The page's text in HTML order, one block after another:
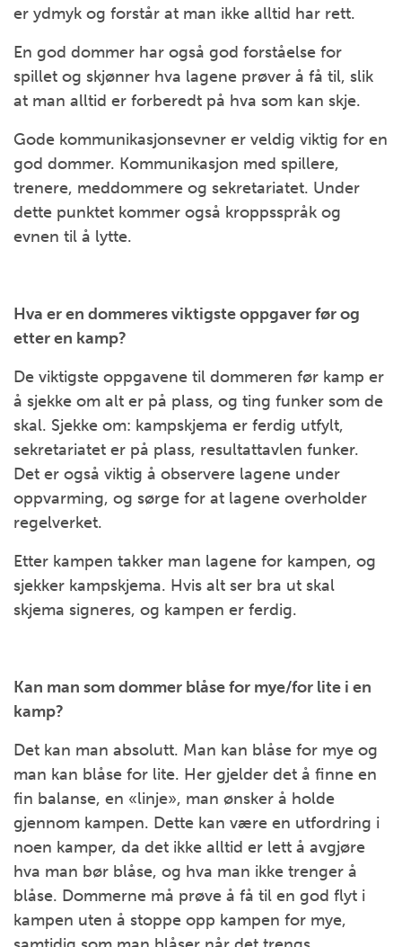
er ydmyk og forstår at man ikke alltid har rett.
En god dommer har også god forståelse for
spillet og skjønner hva lagene prøver å få til, slik
at man alltid er forberedt på hva som kan skje.
Gode kommunikasjonsevner er veldig viktig for en
god dommer. Kommunikasjon med spillere,
trenere, meddommere og sekretariatet. Under
dette punktet kommer også kroppsspråk og
evnen til å lytte.
Hva er en dommeres viktigste oppgaver før og
etter en kamp?
De viktigste oppgavene til dommeren før kamp er
å sjekke om alt er på plass, og ting funker som de
skal. Sjekke om: kampskjema er ferdig utfylt,
sekretariatet er på plass, resultattavlen funker.
Det er også viktig å observere lagene under
oppvarming, og sørge for at lagene overholder
regelverket.
Etter kampen takker man lagene for kampen, og
sjekker kampskjema. Hvis alt ser bra ut skal
skjema signeres, og kampen er ferdig.
Kan man som dommer blåse for mye/for lite i en
kamp?
Det kan man absolutt. Man kan blåse for mye og
man kan blåse for lite. Her gjelder det å finne en
fin balanse, en «linje», man ønsker å holde
gjennom kampen. Dette kan være en utfordring i
noen kamper, da det ikke alltid er lett å avgjøre
hva man bør blåse, og hva man ikke trenger å
blåse. Dommerne må prøve å få til en god flyt i
kampen uten å stoppe opp kampen for mye,